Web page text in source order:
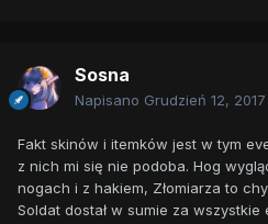
Sosna
Napisano Grudzień 12, 2017
Fakt skinów i itemków jest w tym
z nich mi się nie podoba. Hog
nogach i z hakiem, Złomiarza to
Soldat dostał w sumie za